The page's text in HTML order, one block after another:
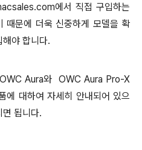
에서 직접 구입하는
때문에 더욱 신중하게 모델을 확
야 합니다.
Aura와 OWC Aura Pro-X
에 대하여 자세히 안내되어 있으
면 됩니다.